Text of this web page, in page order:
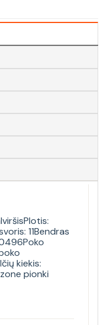
11Bendras
kiekis:
pionki